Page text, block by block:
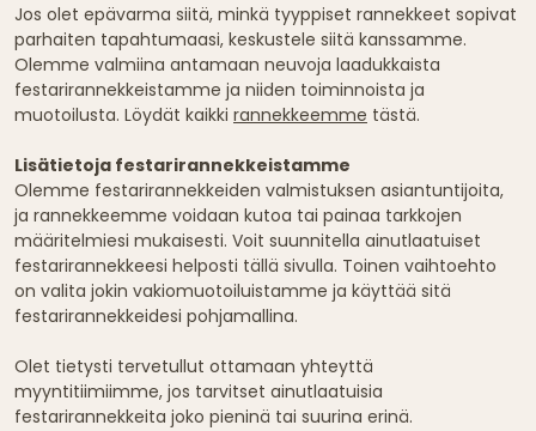
Jos olet epävarma siitä, minkä tyyppiset rannekkeet sopivat
parhaiten tapahtumaasi, keskustele siitä kanssamme.
Olemme valmiina antamaan neuvoja laadukkaista
festarirannekkeistamme ja niiden toiminnoista ja
muotoilusta. Löydät kaikki rannekkeemme tästä.
Lisätietoja festarirannekkeistamme
Olemme festarirannekkeiden valmistuksen asiantuntijoita,
ja rannekkeemme voidaan kutoa tai painaa tarkkojen
määritelmiesi mukaisesti. Voit suunnitella ainutlaatuiset
festarirannekkeesi helposti tällä sivulla. Toinen vaihtoehto
on valita jokin vakiomuotoiluistamme ja käyttää sitä
festarirannekkeidesi pohjamallina.
Olet tietysti tervetullut ottamaan yhteyttä
myyntitiimiimme, jos tarvitset ainutlaatuisia
festarirannekkeita joko pieninä tai suurina erinä.